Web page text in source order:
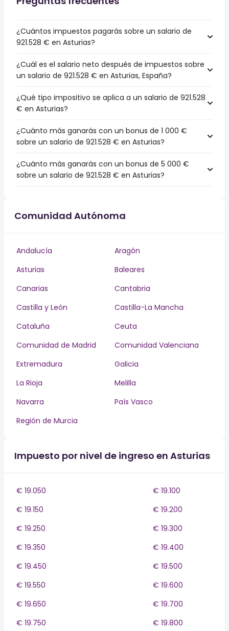
¿Cuántos impuestos pagarás sobre un salario de
921.528 € en Asturias?
¿Cuál es el salario neto después de impuestos sobre
un salario de 921.528 € en Asturias, España?
¿Qué tipo impositivo se aplica a un salario de 921.528
€ en Asturias?
¿Cuánto más ganarás con un bonus de 1 000 €
sobre un salario de 921.528 € en Asturias?
¿Cuánto más ganarás con un bonus de 5 000 €
sobre un salario de 921.528 € en Asturias?
Comunidad Autónoma
Andalucía
Aragón
Asturias
Baleares
Canarias
Cantabria
Castilla y León
Castilla-La Mancha
Cataluña
Ceuta
Comunidad de Madrid
Comunidad Valenciana
Extremadura
Galicia
La Rioja
Melilla
Navarra
País Vasco
Región de Murcia
Impuesto por nivel de ingreso en Asturias
€ 19.050
€ 19.100
€ 19.150
€ 19.200
€ 19.250
€ 19.300
€ 19.350
€ 19.400
€ 19.450
€ 19.500
€ 19.550
€ 19.600
€ 19.650
€ 19.700
€ 19.750
€ 19.800